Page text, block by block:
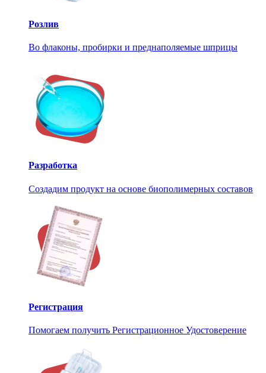
Розлив
Во флаконы, пробирки и преднаполяемые шприцы
Разработка
Создадим продукт на основе биополимерных составов
Регистрация
Помогаем получить Регистрационное Удостоверение